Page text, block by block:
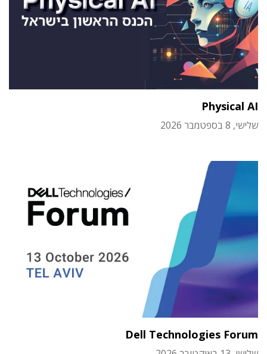
Physical AI
שלישי, 8 בספטמבר 2026
Dell Technologies Forum